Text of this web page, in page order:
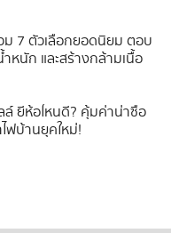
ม 7 ตัวเลือกยอดนิยม ตอบ
หนัก และสร้างกล้ามเนื้อ
ล์ ยี่ห้อไหนดี? คุ้มค่าน่าซื้อ
ฟบ้านยุคใหม่!